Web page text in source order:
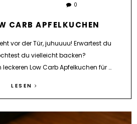
0
CARB APFELKUCHEN
vor der Tür, juhuuuu! Erwartest du
du vielleicht backen?
Low Carb Apfelkuchen für …
LESEN